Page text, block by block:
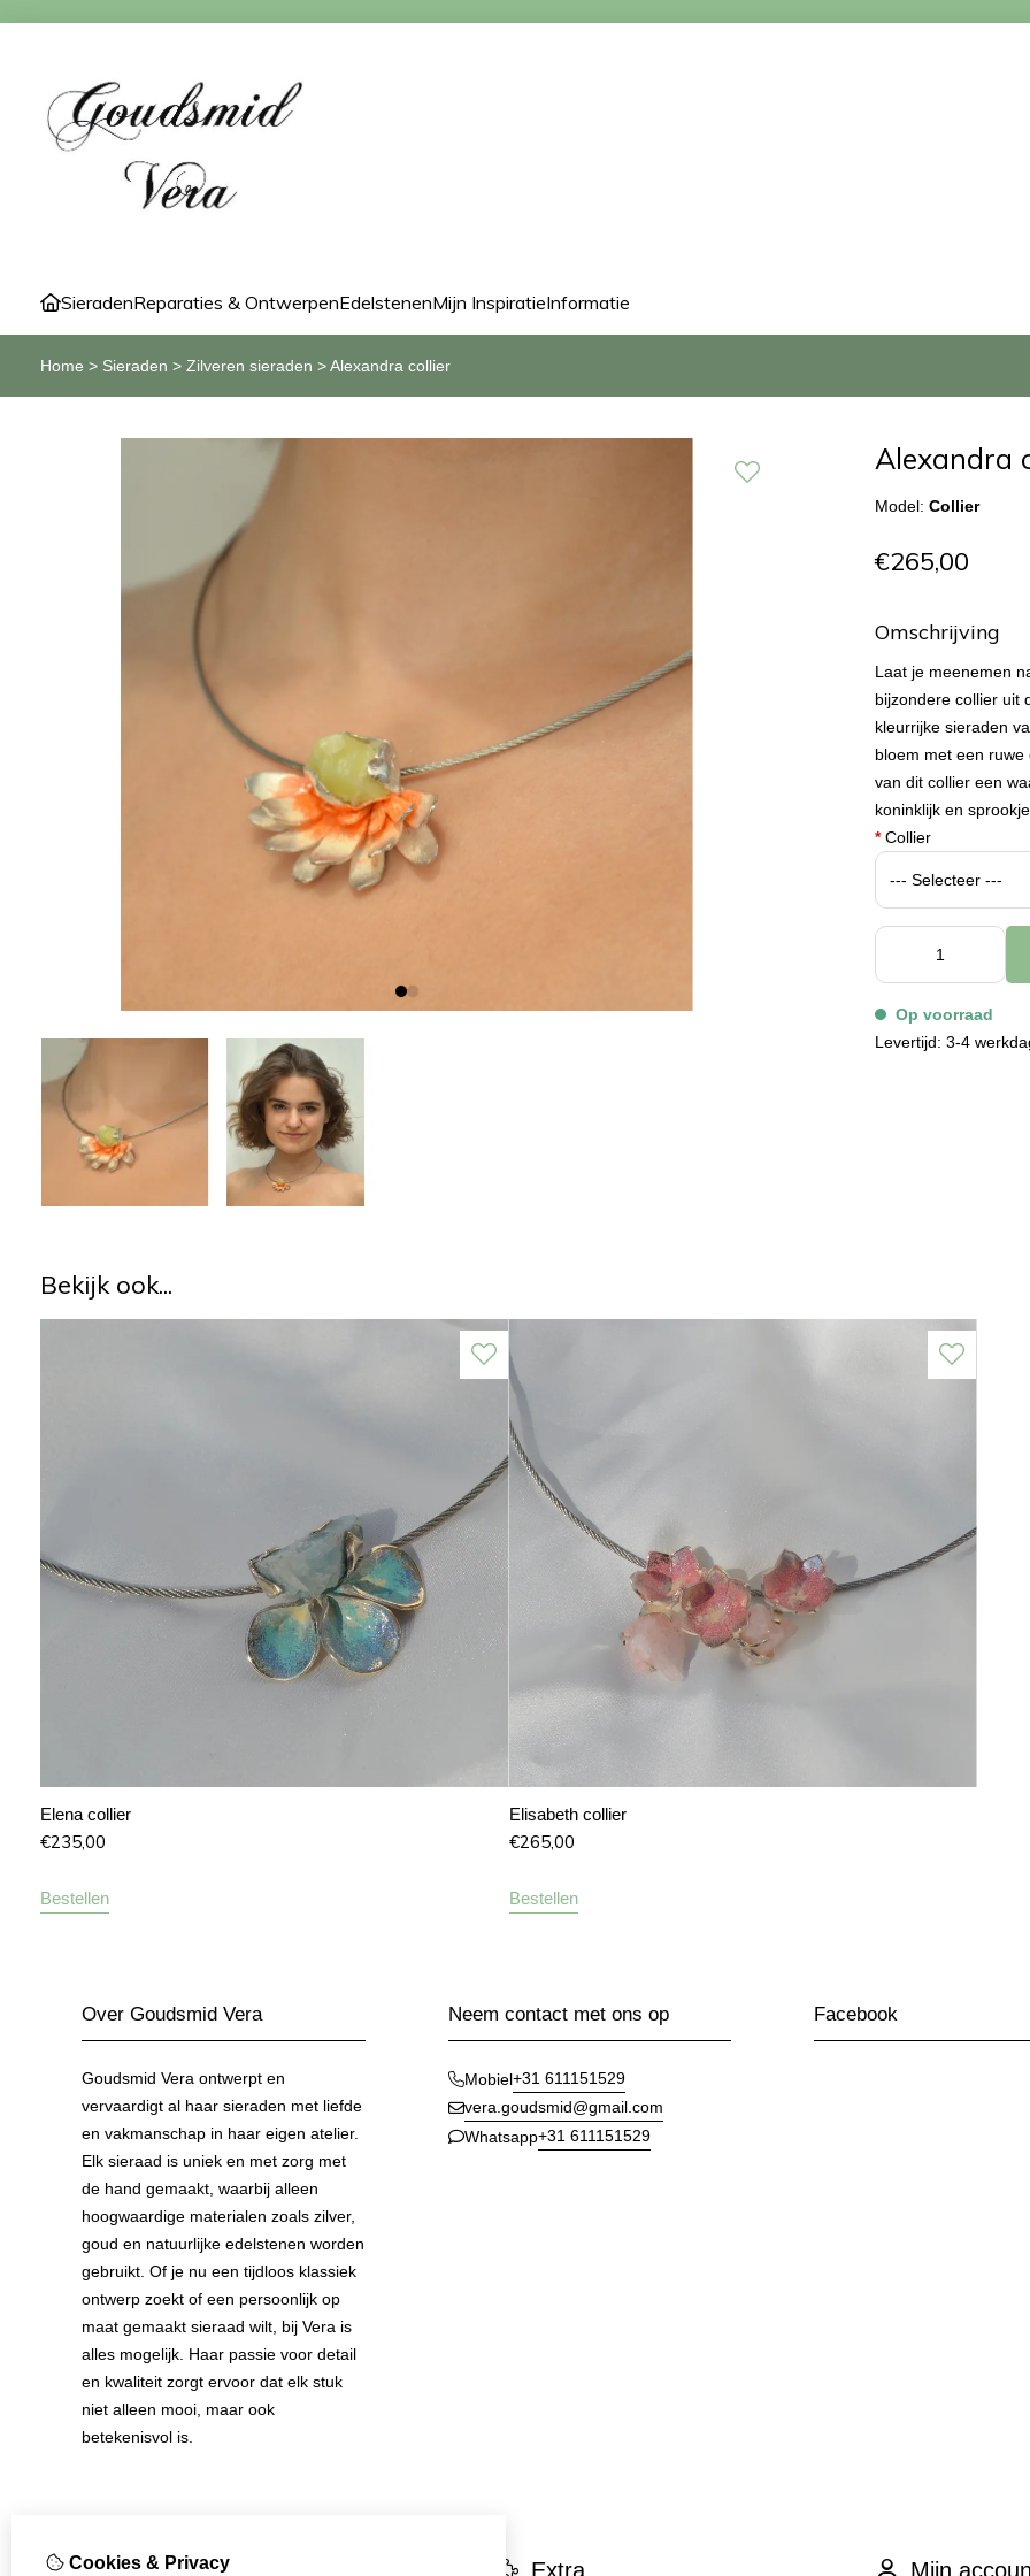
SieradenReparaties & OntwerpenEdelstenenMijn InspiratieInformatie
Home > Sieraden > Zilveren sieraden >Alexandra collier
Alexandra
Model:Collier
€265,00
Omschrijving
Laat je meenemen
bijzondere collier uit
kleurrijke sieraden
bloem met een
van dit collier een
koninklijk en
*Collier
Op voorraad
Levertijd: 3-4
Bekijk ook...
Elena collier
€235,00
Bestellen
Elisabeth collier
€265,00
Bestellen
Over Goudsmid Vera
Goudsmid Vera ontwerpt en
vervaardigt al haar sieraden met liefde
en vakmanschap in haar eigen atelier.
Elk sieraad is uniek en met zorg met
de hand gemaakt, waarbij alleen
hoogwaardige materialen zoals zilver,
goud en natuurlijke edelstenen worden
gebruikt. Of je nu een tijdloos klassiek
ontwerp zoekt of een persoonlijk op
maat gemaakt sieraad wilt, bij Vera is
alles mogelijk. Haar passie voor detail
en kwaliteit zorgt ervoor dat elk stuk
niet alleen mooi, maar ook
betekenisvol is.
Neem contact met ons op
Mobiel+31 611151529
vera.goudsmid@gmail.com
Whatsapp+31 611151529
Facebook
Informatie Extra Mijn
Cookies & Privacy